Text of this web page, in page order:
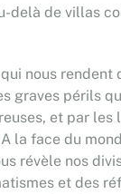
delà de villas
nous rendent
périls
et par
la face du
révèle nos
et des